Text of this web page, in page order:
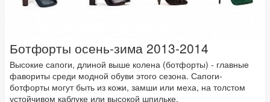
Ботфорты осень-зима 2013-2014
Высокие сапоги, длиной выше колена (ботфорты) - главные
фавориты среди модной обуви этого сезона. Сапоги-
ботфорты могут быть из кожи, замши или меха, на толстом
устойчивом каблуке или высокой шпильке.